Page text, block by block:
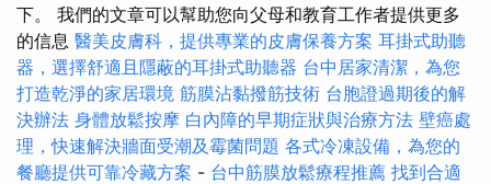
下。 我們的文章可以幫助您向父母和教育工作者提供更多
的信息 醫美皮膚科，提供專業的皮膚保養方案 耳掛式助聽
器，選擇舒適且隱蔽的耳掛式助聽器 台中居家清潔，為您
打造乾淨的家居環境 筋膜沾黏撥筋技術 台胞證過期後的解
決辦法 身體放鬆按摩 白內障的早期症狀與治療方法 壁癌處
理，快速解決牆面受潮及霉菌問題 各式冷凍設備，為您的
餐廳提供可靠冷藏方案 - 台中筋膜放鬆療程推薦 找到合適